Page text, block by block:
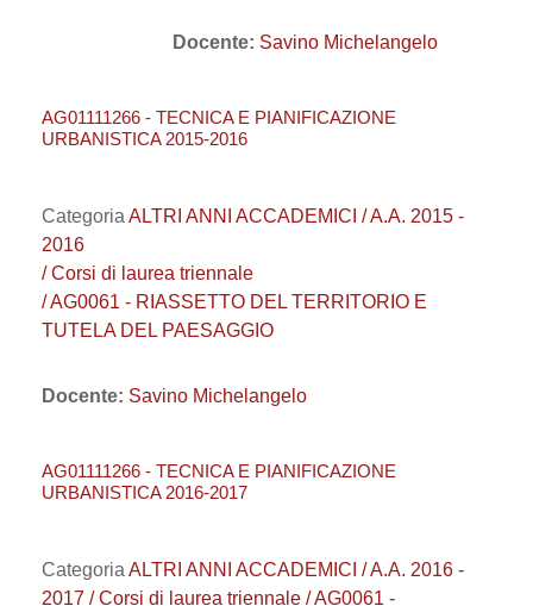
Docente: Savino Michelangelo
AG01111266 - TECNICA E PIANIFICAZIONE
URBANISTICA 2015-2016
Categoria ALTRI ANNI ACCADEMICI / A.A. 2015 -
2016
/ Corsi di laurea triennale
/ AG0061 - RIASSETTO DEL TERRITORIO E
TUTELA DEL PAESAGGIO
Docente: Savino Michelangelo
AG01111266 - TECNICA E PIANIFICAZIONE
URBANISTICA 2016-2017
Categoria ALTRI ANNI ACCADEMICI / A.A. 2016 -
2017 / Corsi di laurea triennale / AG0061 -